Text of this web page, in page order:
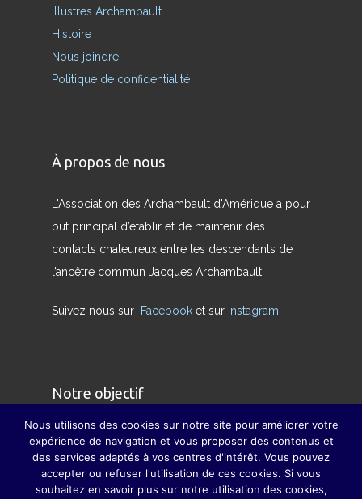
Illustres Archambault
Histoire
Nous joindre
Politique de confidentialité
À propos de nous
L’Association des Archambault d’Amérique a pour
but principal d’établir et de maintenir des
contacts chaleureux entre les descendants de
l’ancêtre commun Jacques Archambault.
Suivez nous sur Facebook et sur Instagram
Notre objectif
Nous avons pour but de redonner son sens
véritable à la famille et à pallier, dans la mesure
du possible, la disparition des grandes fêtes de
Nous utilisons des cookies sur notre site pour améliorer votre
expérience de navigation et vous proposer des contenus et
des services adaptés à vos centres d'intérêt. Vous pouvez
accepter ou refuser l'utilisation de ces cookies. Si vous
souhaitez en savoir plus sur notre utilisation des cookies,